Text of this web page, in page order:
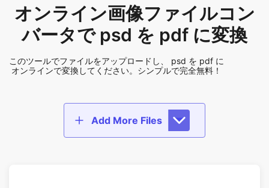
このツールでファイルをアップロードし、 psd を pdf に
オンラインで変換してください。シンプルで完全無料！
Add More Files